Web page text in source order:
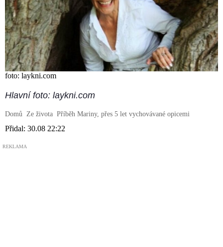
foto: laykni.com
Hlavní foto: laykni.com
Domů Ze života Příběh Mariny, přes 5 let vychovávané opicemi
Přidal: 30.08 22:22
REKLAMA